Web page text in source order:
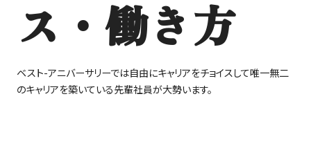
ス・働き方
ベスト-アニバーサリーでは自由にキャリアをチョイスして唯一無二
のキャリアを築いている先輩社員が大勢います。